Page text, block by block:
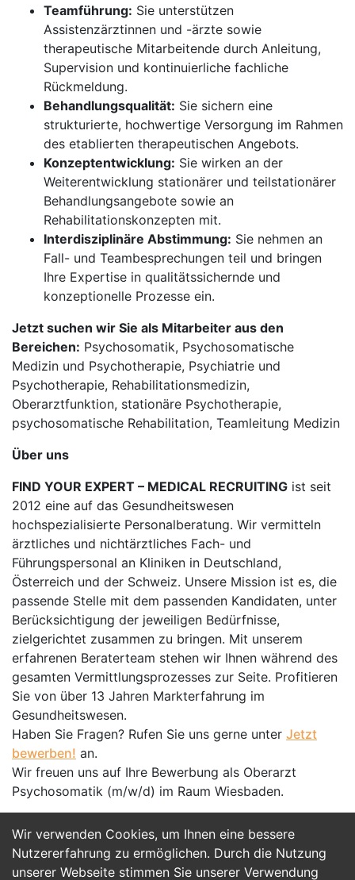
Wir verwenden Cookies, um Ihnen eine bessere
Nutzererfahrung zu ermöglichen. Durch die Nutzung
unserer Webseite stimmen Sie unserer Verwendung
Teamführung: Sie unterstützen
Assistenzärztinnen und -ärzte sowie
therapeutische Mitarbeitende durch Anleitung,
Supervision und kontinuierliche fachliche
Rückmeldung.
Behandlungsqualität: Sie sichern eine
strukturierte, hochwertige Versorgung im Rahmen
des etablierten therapeutischen Angebots.
Konzeptentwicklung: Sie wirken an der
Weiterentwicklung stationärer und teilstationärer
Behandlungsangebote sowie an
Rehabilitationskonzepten mit.
Interdisziplinäre Abstimmung: Sie nehmen an
Fall- und Teambesprechungen teil und bringen
Ihre Expertise in qualitätssichernde und
konzeptionelle Prozesse ein.
Jetzt suchen wir Sie als Mitarbeiter aus den
Bereichen: Psychosomatik, Psychosomatische
Medizin und Psychotherapie, Psychiatrie und
Psychotherapie, Rehabilitationsmedizin,
Oberarztfunktion, stationäre Psychotherapie,
psychosomatische Rehabilitation, Teamleitung Medizin
Über uns
FIND YOUR EXPERT – MEDICAL RECRUITING ist seit
2012 eine auf das Gesundheitswesen
hochspezialisierte Personalberatung. Wir vermitteln
ärztliches und nichtärztliches Fach- und
Führungspersonal an Kliniken in Deutschland,
Österreich und der Schweiz. Unsere Mission ist es, die
passende Stelle mit dem passenden Kandidaten, unter
Berücksichtigung der jeweiligen Bedürfnisse,
zielgerichtet zusammen zu bringen. Mit unserem
erfahrenen Beraterteam stehen wir Ihnen während des
gesamten Vermittlungsprozesses zur Seite. Profitieren
Sie von über 13 Jahren Markterfahrung im
Gesundheitswesen.
Haben Sie Fragen? Rufen Sie uns gerne unter Jetzt
bewerben! an.
Wir freuen uns auf Ihre Bewerbung als Oberarzt
Psychosomatik (m/w/d) im Raum Wiesbaden.
Jetzt Bewerben